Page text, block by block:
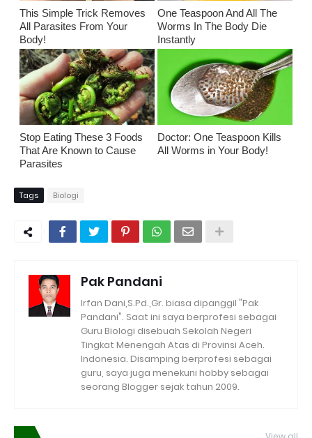
This Simple Trick Removes
All Parasites From Your
Body!
One Teaspoon And All The
Worms In The Body Die
Instantly
Stop Eating These 3 Foods
That Are Known to Cause
Parasites
Doctor: One Teaspoon Kills
All Worms in Your Body!
Tags Biologi
Pak Pandani
Irfan Dani,S.Pd.,Gr. biasa dipanggil "Pak
Pandani". Saat ini saya berprofesi sebagai
Guru Biologi disebuah Sekolah Negeri
Tingkat Menengah Atas di Provinsi Aceh.
Indonesia. Disamping berprofesi sebagai
guru, saya juga menekuni hobby sebagai
seorang Blogger sejak tahun 2009.